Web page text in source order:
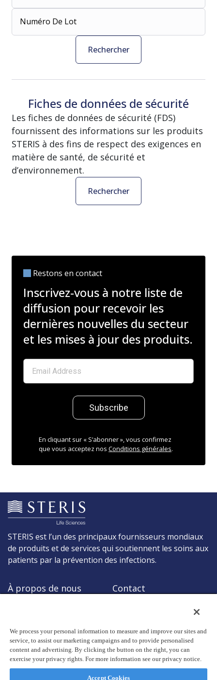
Numéro De Lot
Rechercher
Fiches de données de sécurité
Les fiches de données de sécurité (FDS)
fournissent des informations sur les produits
STERIS à des fins de respect des exigences en
matière de santé, de sécurité et
d’environnement.
Rechercher
Restons en contact
Inscrivez-vous à notre liste de
diffusion pour recevoir les
dernières nouvelles du secteur
et les mises à jour des produits.
Subscribe
En cliquant sur « S’abonner », vous confirmez
que vous acceptez nos Conditions générales.
STERIS est l’un des principaux fournisseurs mondiaux
de produits et de services qui soutiennent les soins aux
patients par la prévention des infections.
À propos de nous
Contact
© Copyright 2026, STERIS plc. Tous droits réservés.
Siège social: 70 Sir John Rogerson's Quay, Dublin 2 Ireland
We process your personal information to measure and improve our sites and
service, to assist our marketing campaigns and to provide personalised
content and advertising. By clicking the button on the right, you can
exercise your privacy rights. For more information see our privacy notice.
Accept Cookies